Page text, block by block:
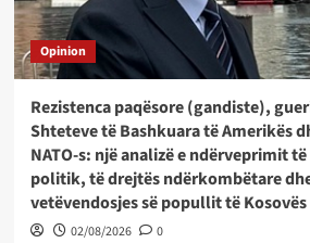
Opinion
Rezistenca paqësore (gandiste),
Shteteve të Bashkuara të Amerikës
NATO-s: një analizë e ndërveprimit
politik, të drejtës ndërkombëtare
vetëvendosjes së popullit të Kosovës
02/08/2026 0